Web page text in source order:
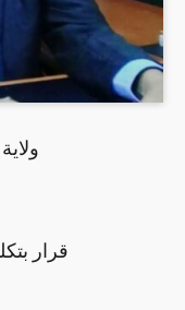
قرار